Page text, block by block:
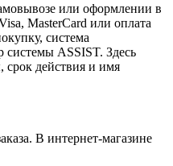
или оформлении в
MasterCard или оплата
система
системы ASSIST. Здесь
срок действия и имя
В интернет-магазине